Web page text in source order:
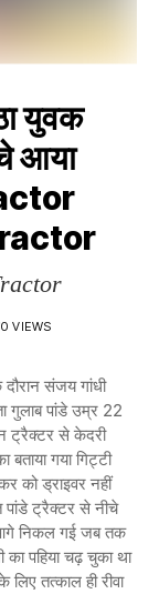
युवक
आया
VIEWS
संजय गांधी
गुलाब पांडे उम्र 22
ट्रैक्टर से केदरी
गया गिट्टी
को ड्राइवर नहीं
ट्रैक्टर से नीचे
निकल गई जब तक
पहिया चढ़ चुका था
तत्काल ही रीवा